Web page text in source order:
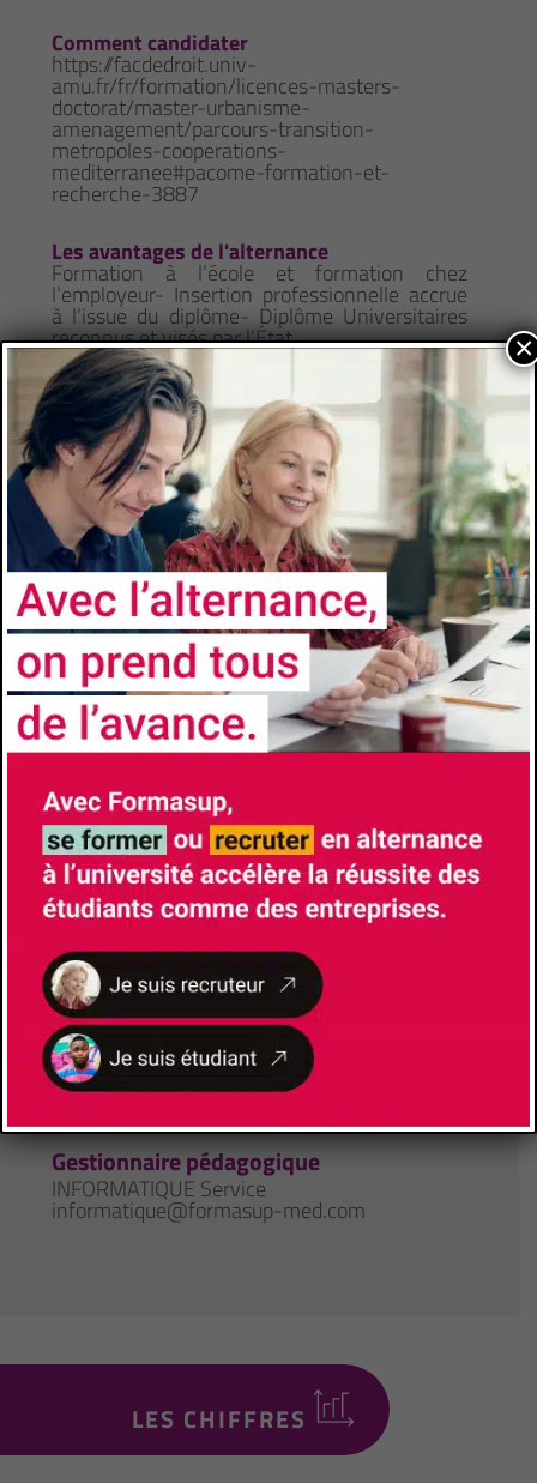
Comment candidater
https://facdedroit.univ-
amu.fr/fr/formation/licences-masters-
doctorat/master-urbanisme-
amenagement/parcours-transition-
metropoles-cooperations-
mediterranee#pacome-formation-et-
recherche-3887
Les avantages de l'alternance
Formation à l’école et formation chez
l’employeur- Insertion professionnelle accrue
à l’issue du diplôme- Diplôme Universitaires
reconnus et visés par l’État
CONTACTS
Université
Aix-Marseille Université
Faculté/Institut/Ecole
Faculté de Droit et de Science Politique
Site de la formation
Brochure de la formation
Responsable de Formation
(+33)618408103
emmanuel.matteudi@univ-amu.fr
Lieu de formation
3, Avenue Robert Schuman
13100
Aix-en-Provence
Gestionnaire pédagogique
INFORMATIQUE Service
informatique@formasup-med.com
LES CHIFFRES
×